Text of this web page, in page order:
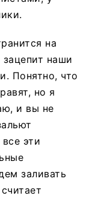
на
наши
Понятно, что
но я
и вы не
эти
заливать